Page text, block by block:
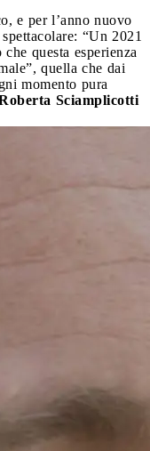
e per l’anno nuovo
“Un 2021
questa esperienza
quella che dai
momento pura
Sciamplicotti